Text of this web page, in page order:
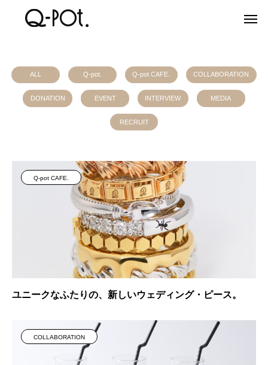
ALL Q-pot. Q-pot CAFE. COLLABORATION
DONATION EVENT INTERVIEW MEDIA
RECRUIT
Q-pot CAFE.
ユニークなふたりの、新しいウェディング・ピース。
COLLABORATION